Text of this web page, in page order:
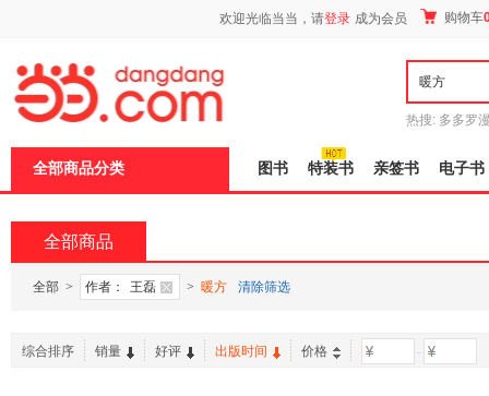
欢迎光临当当，请登录 成为会员 购物车
热搜: 多多罗
全部商品分类 图书 特装书 亲签书 电子书
全部商品
全部 > 作者： 王磊 > 暖方 清除筛选
综合排序 销量 好评 出版时间 价格 -
页
加